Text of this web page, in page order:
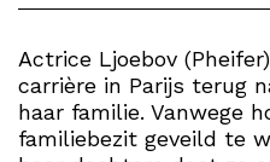
Actrice Ljoebov
carrière in Parijs terug
haar familie. Vanwege
familiebezit geveild te